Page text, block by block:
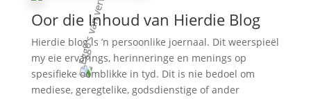
Oor die Inhoud van Hierdie Blog
Hierdie blog is ’n persoonlike joernaal. Dit weerspieël
my eie ervarings, herinneringe en menings op
spesifieke oomblikke in tyd. Dit is nie bedoel om
mediese, geregtelike, godsdienstige of ander